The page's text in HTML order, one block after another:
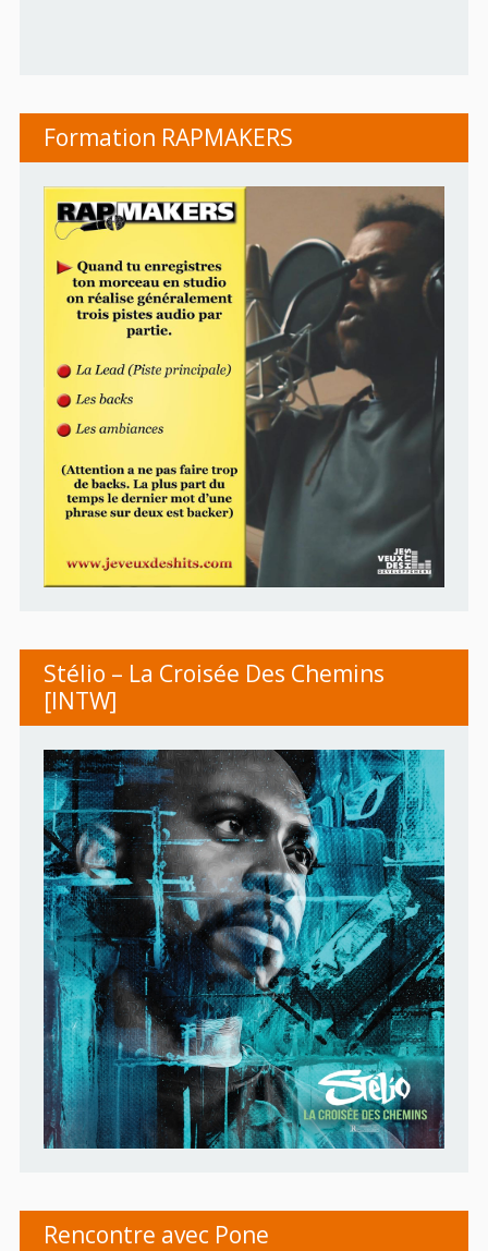
Formation RAPMAKERS
Stélio – La Croisée Des Chemins
[INTW]
Rencontre avec Pone